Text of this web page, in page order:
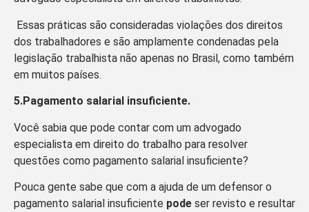
Essas práticas são consideradas violações dos direitos
dos trabalhadores e são amplamente condenadas pela
legislação trabalhista não apenas no Brasil, como também
em muitos países.
5.Pagamento salarial insuficiente.
Você sabia que pode contar com um advogado
especialista em direito do trabalho para resolver
questões como pagamento salarial insuficiente?
Pouca gente sabe que com a ajuda de um defensor o
pagamento salarial insuficiente pode ser revisto e resultar